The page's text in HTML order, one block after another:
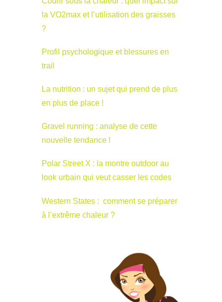
la VO2max et l’utilisation des graisses
?
Profil psychologique et blessures en
trail
La nutrition : un sujet qui prend de plus
en plus de place !
Gravel running : analyse de cette
nouvelle tendance !
Polar Street X : la montre outdoor au
look urbain qui veut casser les codes
Western States : comment se préparer
à l’extrême chaleur ?